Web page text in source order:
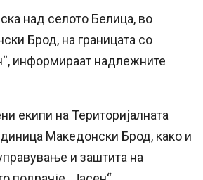
над селото Белица, во
Брод, на границата со
информираат надлежните
екипи на Територијалната
Македонски Брод, како и
и заштита на